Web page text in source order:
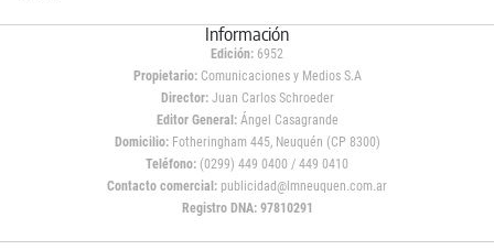
Información
Edición: 6952
Propietario:Comunicaciones y Medios S.A
Director: Juan Carlos Schroeder
Editor General:Ángel Casagrande
Domicilio:Fotheringham 445, Neuquén (CP 8300)
Teléfono: (0299) 449 0400 / 449 0410
Contacto comercial: publicidad@lmneuquen.com.ar
Registro DNA: 97810291